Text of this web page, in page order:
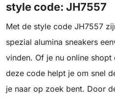
style code: JH7557
Met de style code JH7557
spezial alumina sneakers
vinden. Of je nu online
deze code helpt je om snel
je naar op zoek bent. Door